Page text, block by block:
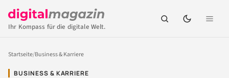
Ihr Kompass für die digitale Welt.
Startseite/Business & Karriere
BUSINESS & KARRIERE